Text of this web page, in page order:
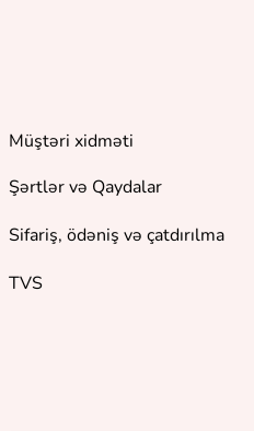
Müştəri xidməti
Şərtlər və Qaydalar
Sifariş, ödəniş və çatdırılma
TVS